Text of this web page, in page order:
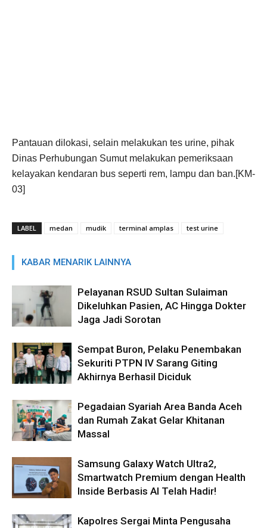
Pantauan dilokasi, selain melakukan tes urine, pihak
Dinas Perhubungan Sumut melakukan pemeriksaan
kelayakan kendaran bus seperti rem, lampu dan ban.[KM-
03]
LABEL medan mudik terminal amplas test urine
KABAR MENARIK LAINNYA
Pelayanan RSUD Sultan Sulaiman
Dikeluhkan Pasien, AC Hingga Dokter
Jaga Jadi Sorotan
Sempat Buron, Pelaku Penembakan
Sekuriti PTPN IV Sarang Giting
Akhirnya Berhasil Diciduk
Pegadaian Syariah Area Banda Aceh
dan Rumah Zakat Gelar Khitanan
Massal
Samsung Galaxy Watch Ultra2,
Smartwatch Premium dengan Health
Inside Berbasis AI Telah Hadir!
Kapolres Sergai Minta Pengusaha